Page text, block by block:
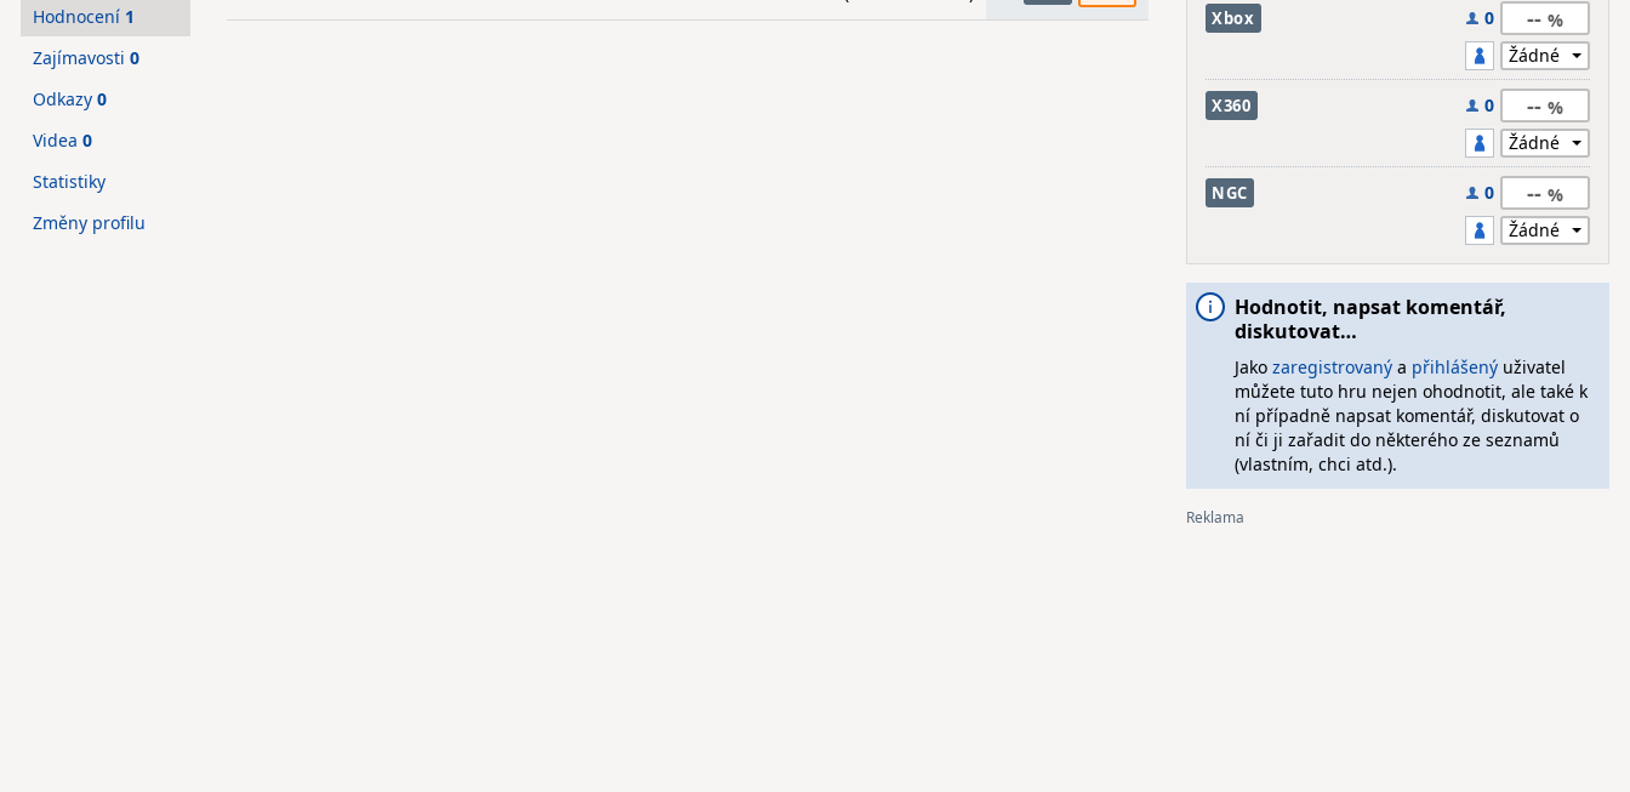
Hodnocení 1
Zajímavosti 0
Odkazy 0
Videa 0
Statistiky
Změny profilu
Xbox 0 --
X360 0 --
NGC 0 --
Hodnotit, napsat komentář,
diskutovat…
Jako zaregistrovanýa přihlášenýuživatel
můžete tuto hru nejen ohodnotit, ale také k
ní případně napsat komentář, diskutovat o
ní či ji zařadit do některého ze seznamů
(vlastním, chci atd.).